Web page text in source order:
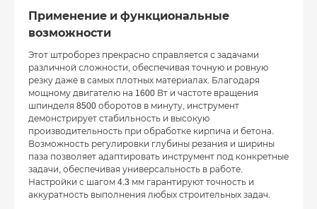
Применение и функциональные
возможности
Этот штроборез прекрасно справляется с задачами
различной сложности, обеспечивая точную и ровную
резку даже в самых плотных материалах. Благодаря
мощному двигателю на 1600 Вт и частоте вращения
шпинделя 8500 оборотов в минуту, инструмент
демонстрирует стабильность и высокую
производительность при обработке кирпича и бетона.
Возможность регулировки глубины резания и ширины
паза позволяет адаптировать инструмент под конкретные
задачи, обеспечивая универсальность в работе.
Настройки с шагом 4.3 мм гарантируют точность и
аккуратность выполнения любых строительных задач.